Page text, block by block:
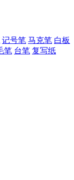
记号笔 马克笔 白板
笔 台笔 复写纸